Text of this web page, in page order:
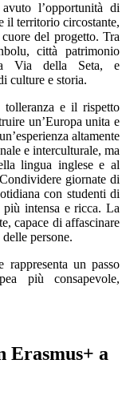
l’opportunità di
il territorio circostante,
del progetto. Tra
città patrimonio
Via della Seta, e
culture e storia.
e il rispetto
un’Europa unita e
altamente
e interculturale, ma
lingua inglese e al
giornate di
con studenti di
più intensa e ricca. La
capace di affascinare
persone.
un passo
più consapevole,
Erasmus+ a